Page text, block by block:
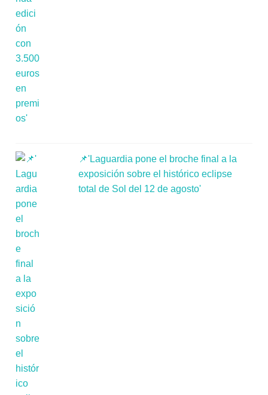
📌'Laguardia pone el broche final a la
exposición sobre el histórico eclipse
total de Sol del 12 de agosto'